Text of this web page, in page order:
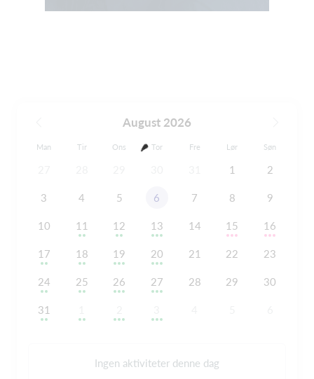
August 2026
Man Tir Ons Tor Fre Lør Søn
1 2
3 4 5 6 7 8 9
10 11 12 13 14 15 16
17 18 19 20 21 22 23
24 25 26 27 28 29 30
31
Ingen aktiviteter denne dag